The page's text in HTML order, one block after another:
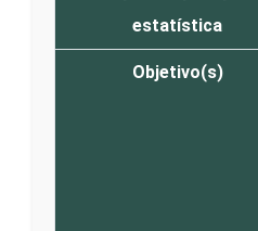
estatística
Objetivo(s)